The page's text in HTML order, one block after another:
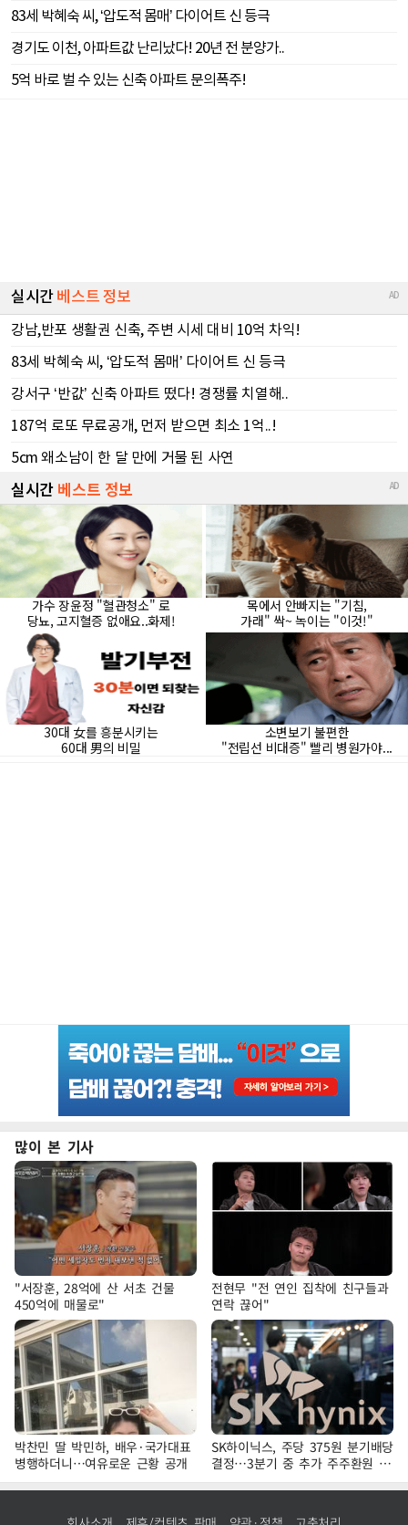
많이 본 기사
"서장훈, 28억에 산 서초 건물
450억에 매물로"
전현무 "전 연인 집착에 친구들과
연락 끊어"
박찬민 딸 박민하, 배우·국가대표
병행하더니…여유로운 근황 공개
SK하이닉스, 주당 375원 분기배당
결정…3분기 중 추가 주주환원 발
표